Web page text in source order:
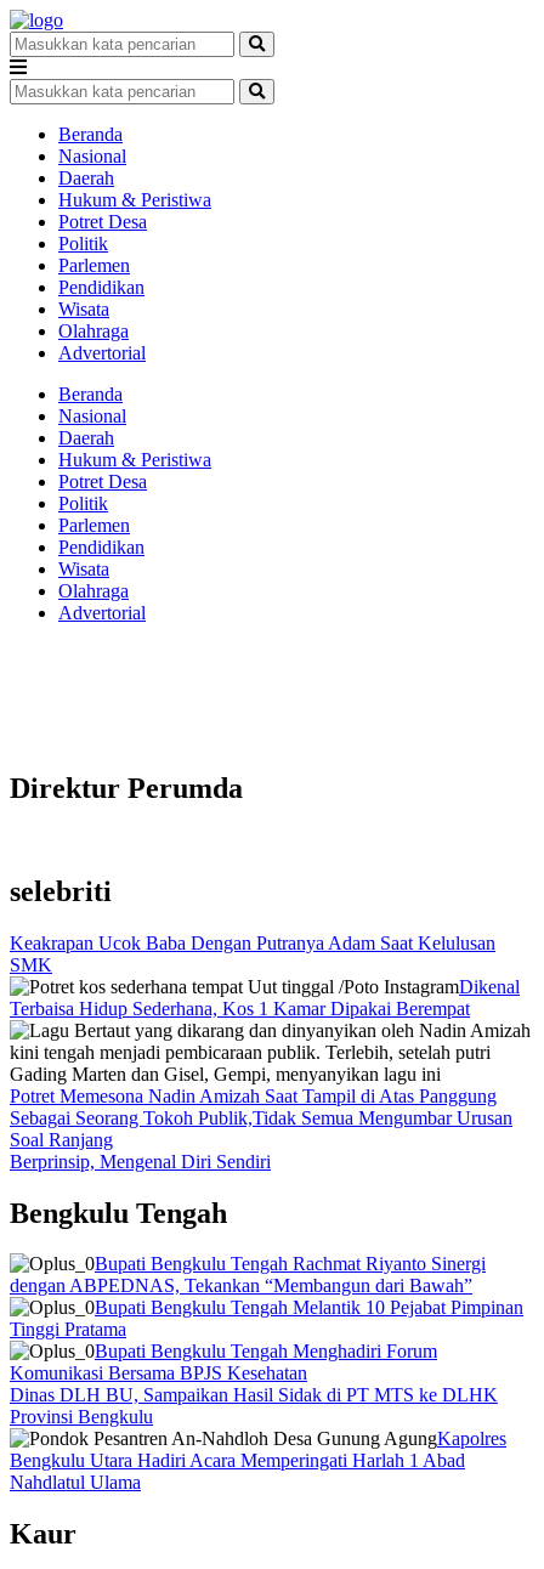
Beranda
Nasional
Daerah
Hukum & Peristiwa
Potret Desa
Politik
Parlemen
Pendidikan
Wisata
Olahraga
Advertorial
Beranda
Nasional
Daerah
Hukum & Peristiwa
Potret Desa
Politik
Parlemen
Pendidikan
Wisata
Olahraga
Advertorial
Direktur Perumda
selebriti
Keakrapan Ucok Baba Dengan Putranya Adam Saat Kelulusan
SMK
Dikenal
Terbaisa Hidup Sederhana, Kos 1 Kamar Dipakai Berempat
Potret Memesona Nadin Amizah Saat Tampil di Atas Panggung
Sebagai Seorang Tokoh Publik,Tidak Semua Mengumbar Urusan
Soal Ranjang
Berprinsip, Mengenal Diri Sendiri
Bengkulu Tengah
Bupati Bengkulu Tengah Rachmat Riyanto Sinergi
dengan ABPEDNAS, Tekankan “Membangun dari Bawah”
Bupati Bengkulu Tengah Melantik 10 Pejabat Pimpinan
Tinggi Pratama
Bupati Bengkulu Tengah Menghadiri Forum
Komunikasi Bersama BPJS Kesehatan
Dinas DLH BU, Sampaikan Hasil Sidak di PT MTS ke DLHK
Provinsi Bengkulu
Kapolres
Bengkulu Utara Hadiri Acara Memperingati Harlah 1 Abad
Nahdlatul Ulama
Kaur